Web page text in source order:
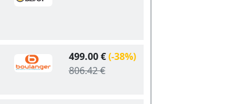
499.00 €(-38%)
806.42 €